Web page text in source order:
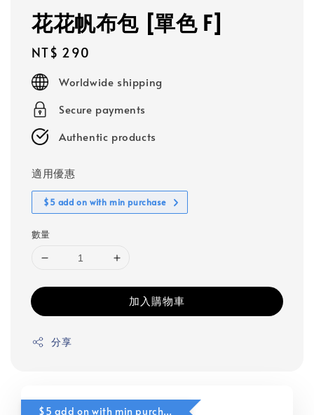
花花帆布包 [單色 F]
Regular
price
NT$ 290
Worldwide shipping
Secure payments
Authentic products
適用優惠
$5 add on with min purchase
數量
加入購物車
分享
$5 add on with min purchase